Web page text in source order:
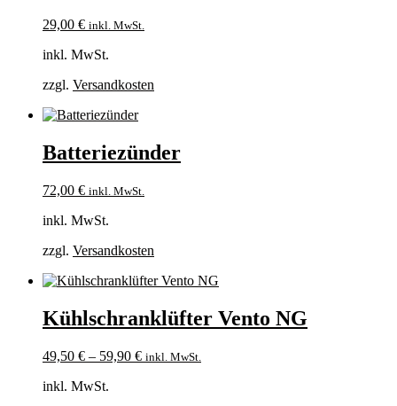
29,00 € inkl. MwSt.
inkl. MwSt.
zzgl. Versandkosten
Batteriezünder
72,00 € inkl. MwSt.
inkl. MwSt.
zzgl. Versandkosten
Kühlschranklüfter Vento NG
49,50 € – 59,90 € inkl. MwSt.
inkl. MwSt.